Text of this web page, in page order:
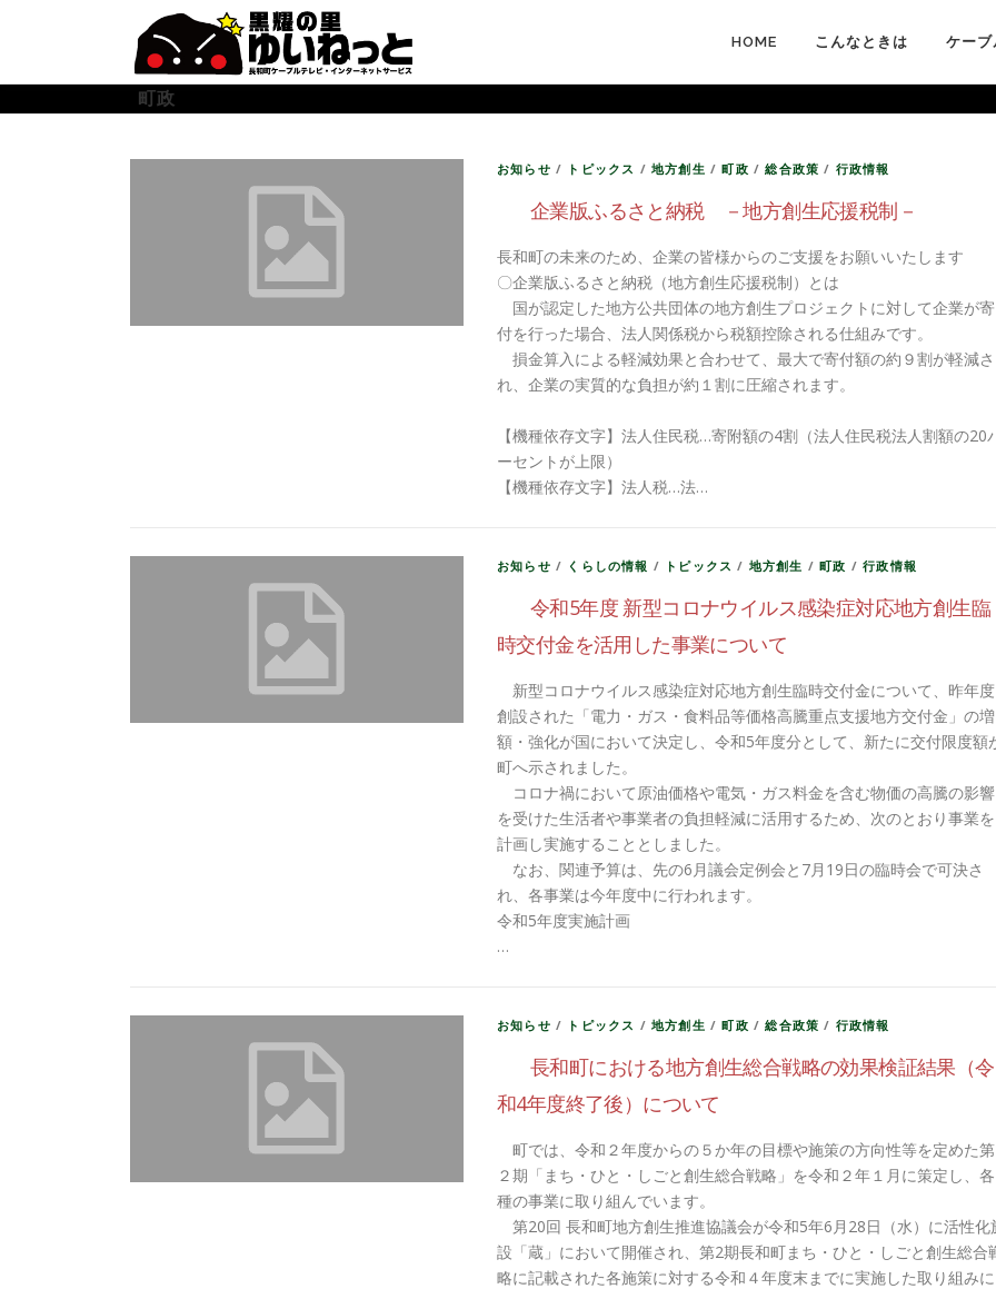
ン
ツ
HOME こんなときは ケー
町政
お知らせ / トピックス /地方創生 /町政 /総合政策 / 行政情報
企業版ふるさと納税 －地方創生応援税制－
長和町の未来のため、企業の皆様からのご支援をお願いいたします
〇企業版ふるさと納税（地方創生応援税制）とは
国が認定した地方公共団体の地方創生プロジェクトに対して企業が寄
付を行った場合、法人関係税から税額控除される仕組みです。
損金算入による軽減効果と合わせて、最大で寄付額の約９割が軽減さ
れ、企業の実質的な負担が約１割に圧縮されます。
【機種依存文字】法人住民税…寄附額の4割（法人住民税法人割額の20
ーセントが上限）
【機種依存文字】法人税…法…
お知らせ / くらしの情報 / トピックス / 地方創生 /町政 /行政情報
令和5年度 新型コロナウイルス感染症対応地方創生臨
時交付金を活用した事業について
新型コロナウイルス感染症対応地方創生臨時交付金について、昨年度
創設された「電力・ガス・食料品等価格高騰重点支援地方交付金」の増
額・強化が国において決定し、令和5年度分として、新たに交付限度額
町へ示されました。
コロナ禍において原油価格や電気・ガス料金を含む物価の高騰の影響
を受けた生活者や事業者の負担軽減に活用するため、次のとおり事業を
計画し実施することとしました。
なお、関連予算は、先の6月議会定例会と7月19日の臨時会で可決さ
れ、各事業は今年度中に行われます。
令和5年度実施計画
…
お知らせ / トピックス /地方創生 /町政 /総合政策 / 行政情報
長和町における地方創生総合戦略の効果検証結果（令
和4年度終了後）について
町では、令和２年度からの５か年の目標や施策の方向性等を定めた第
２期「まち・ひと・しごと創生総合戦略」を令和２年１月に策定し、各
種の事業に取り組んでいます。
第20回 長和町地方創生推進協議会が令和5年6月28日（水）に活性化
設「蔵」において開催され、第2期長和町まち・ひと・しごと創生総合
略に記載された各施策に対する令和４年度末までに実施した取り組みに